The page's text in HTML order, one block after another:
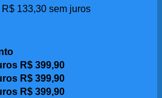
R$ 133,30 sem juros
R$ 399,90
R$ 399,90
R$ 399,90